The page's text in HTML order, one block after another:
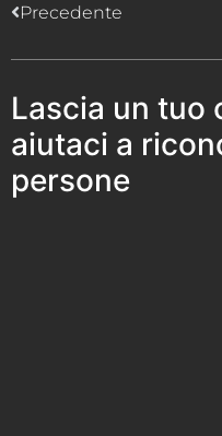
Precedente
Lascia un tuo
aiutaci a
persone